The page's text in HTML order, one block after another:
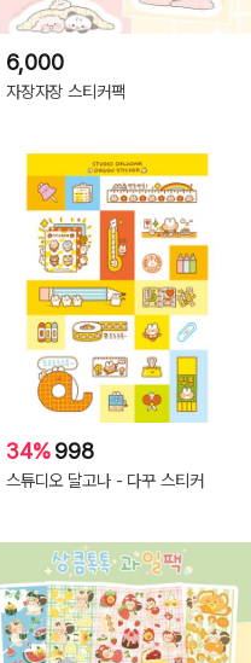
6,000
자장자장 스티커팩
34%998
스튜디오 달고나 - 다꾸 스티커